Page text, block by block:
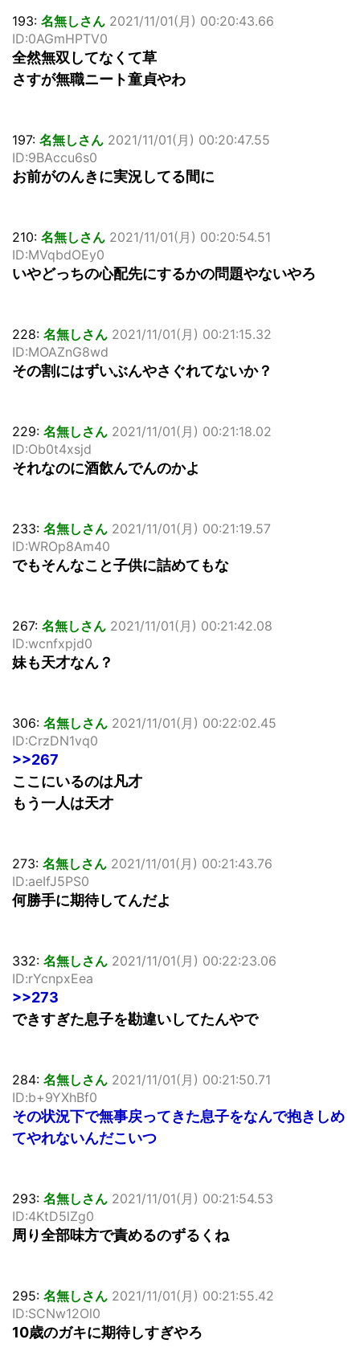
193: 名無しさん 2021/11/01(月) 00:20:43.66
ID:0AGmHPTV0
全然無双してなくて草
さすが無職ニート童貞やわ
197: 名無しさん 2021/11/01(月) 00:20:47.55
ID:9BAccu6s0
お前がのんきに実況してる間に
210: 名無しさん 2021/11/01(月) 00:20:54.51
ID:MVqbdOEy0
いやどっちの心配先にするかの問題やないやろ
228: 名無しさん 2021/11/01(月) 00:21:15.32
ID:MOAZnG8wd
その割にはずいぶんやさぐれてないか？
229: 名無しさん 2021/11/01(月) 00:21:18.02
ID:Ob0t4xsjd
それなのに酒飲んでんのかよ
233: 名無しさん 2021/11/01(月) 00:21:19.57
ID:WROp8Am40
でもそんなこと子供に詰めてもな
267: 名無しさん 2021/11/01(月) 00:21:42.08
ID:wcnfxpjd0
妹も天才なん？
306: 名無しさん 2021/11/01(月) 00:22:02.45
ID:CrzDN1vq0
>>267
ここにいるのは凡才
もう一人は天才
273: 名無しさん 2021/11/01(月) 00:21:43.76
ID:aeIfJ5PS0
何勝手に期待してんだよ
332: 名無しさん 2021/11/01(月) 00:22:23.06
ID:rYcnpxEea
>>273
できすぎた息子を勘違いしてたんやで
284: 名無しさん 2021/11/01(月) 00:21:50.71
ID:b+9YXhBf0
その状況下で無事戻ってきた息子をなんで抱きしめ
てやれないんだこいつ
293: 名無しさん 2021/11/01(月) 00:21:54.53
ID:4KtD5lZg0
周り全部味方で責めるのずるくね
295: 名無しさん 2021/11/01(月) 00:21:55.42
ID:SCNw12Ol0
10歳のガキに期待しすぎやろ